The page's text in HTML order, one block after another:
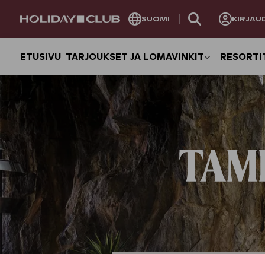
SIVUNAVIGOINTI
SUOMI
ETUSIVU TARJOUKSET JA LOMAVINKIT